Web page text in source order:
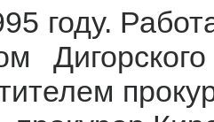
году.